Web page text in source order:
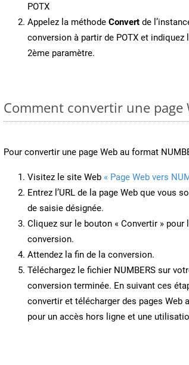
POTX
Appelez la méthode Convert de
conversion à partir de POTX et
2ème paramètre.
Comment convertir une page
Pour convertir une page Web au format
Visitez le site Web « Page Web vers
Entrez l’URL de la page Web que vous
de saisie désignée.
Cliquez sur le bouton « Convertir » pour
conversion.
Attendez la fin de la conversion.
Téléchargez le fichier NUMBERS sur
conversion terminée. En suivant ces
convertir et télécharger des pages Web
pour un accès hors ligne et une